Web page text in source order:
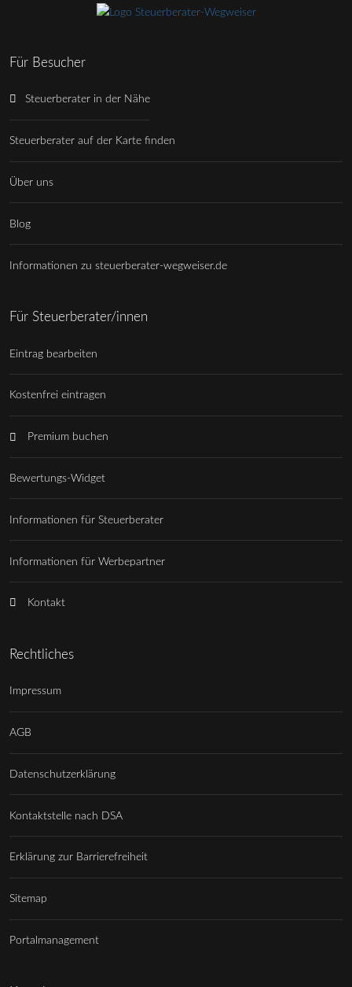
Für Besucher
Steuerberater in der Nähe
Steuerberater auf der Karte finden
Über uns
Blog
Informationen zu steuerberater-wegweiser.de
Für Steuerberater/innen
Eintrag bearbeiten
Kostenfrei eintragen
Premium buchen
Bewertungs-Widget
Informationen für Steuerberater
Informationen für Werbepartner
Kontakt
Rechtliches
Impressum
AGB
Datenschutzerklärung
Kontaktstelle nach DSA
Erklärung zur Barrierefreiheit
Sitemap
Portalmanagement